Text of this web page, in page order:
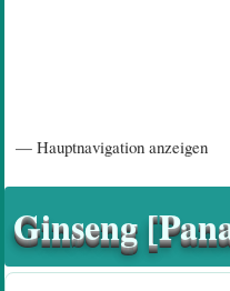
— Hauptnavigation anzeigen
Ginseng